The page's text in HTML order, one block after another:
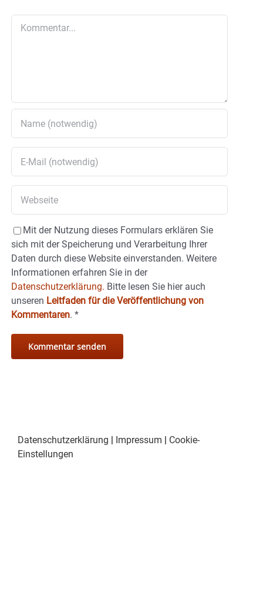
Mit der Nutzung dieses Formulars erklären Sie
sich mit der Speicherung und Verarbeitung Ihrer
Daten durch diese Website einverstanden. Weitere
Informationen erfahren Sie in der
Datenschutzerklärung. Bitte lesen Sie hier auch
unseren Leitfaden für die Veröffentlichung von
Kommentaren. *
Datenschutzerklärung Impressum
Cookie-
Einstellungen